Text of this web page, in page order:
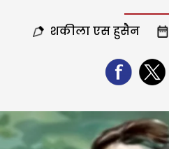
शकीला एस हुसैन